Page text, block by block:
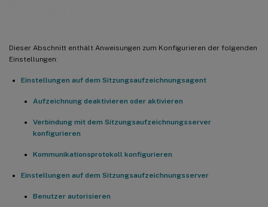
Dieser Abschnitt enthält Anweisungen zum Konfigurieren der folgenden
Einstellungen:
Einstellungen auf dem Sitzungsaufzeichnungsagent
Aufzeichnung deaktivieren oder aktivieren
Verbindung mit dem Sitzungsaufzeichnungsserver
konfigurieren
Kommunikationsprotokoll konfigurieren
Einstellungen auf dem Sitzungsaufzeichnungsserver
Benutzer autorisieren